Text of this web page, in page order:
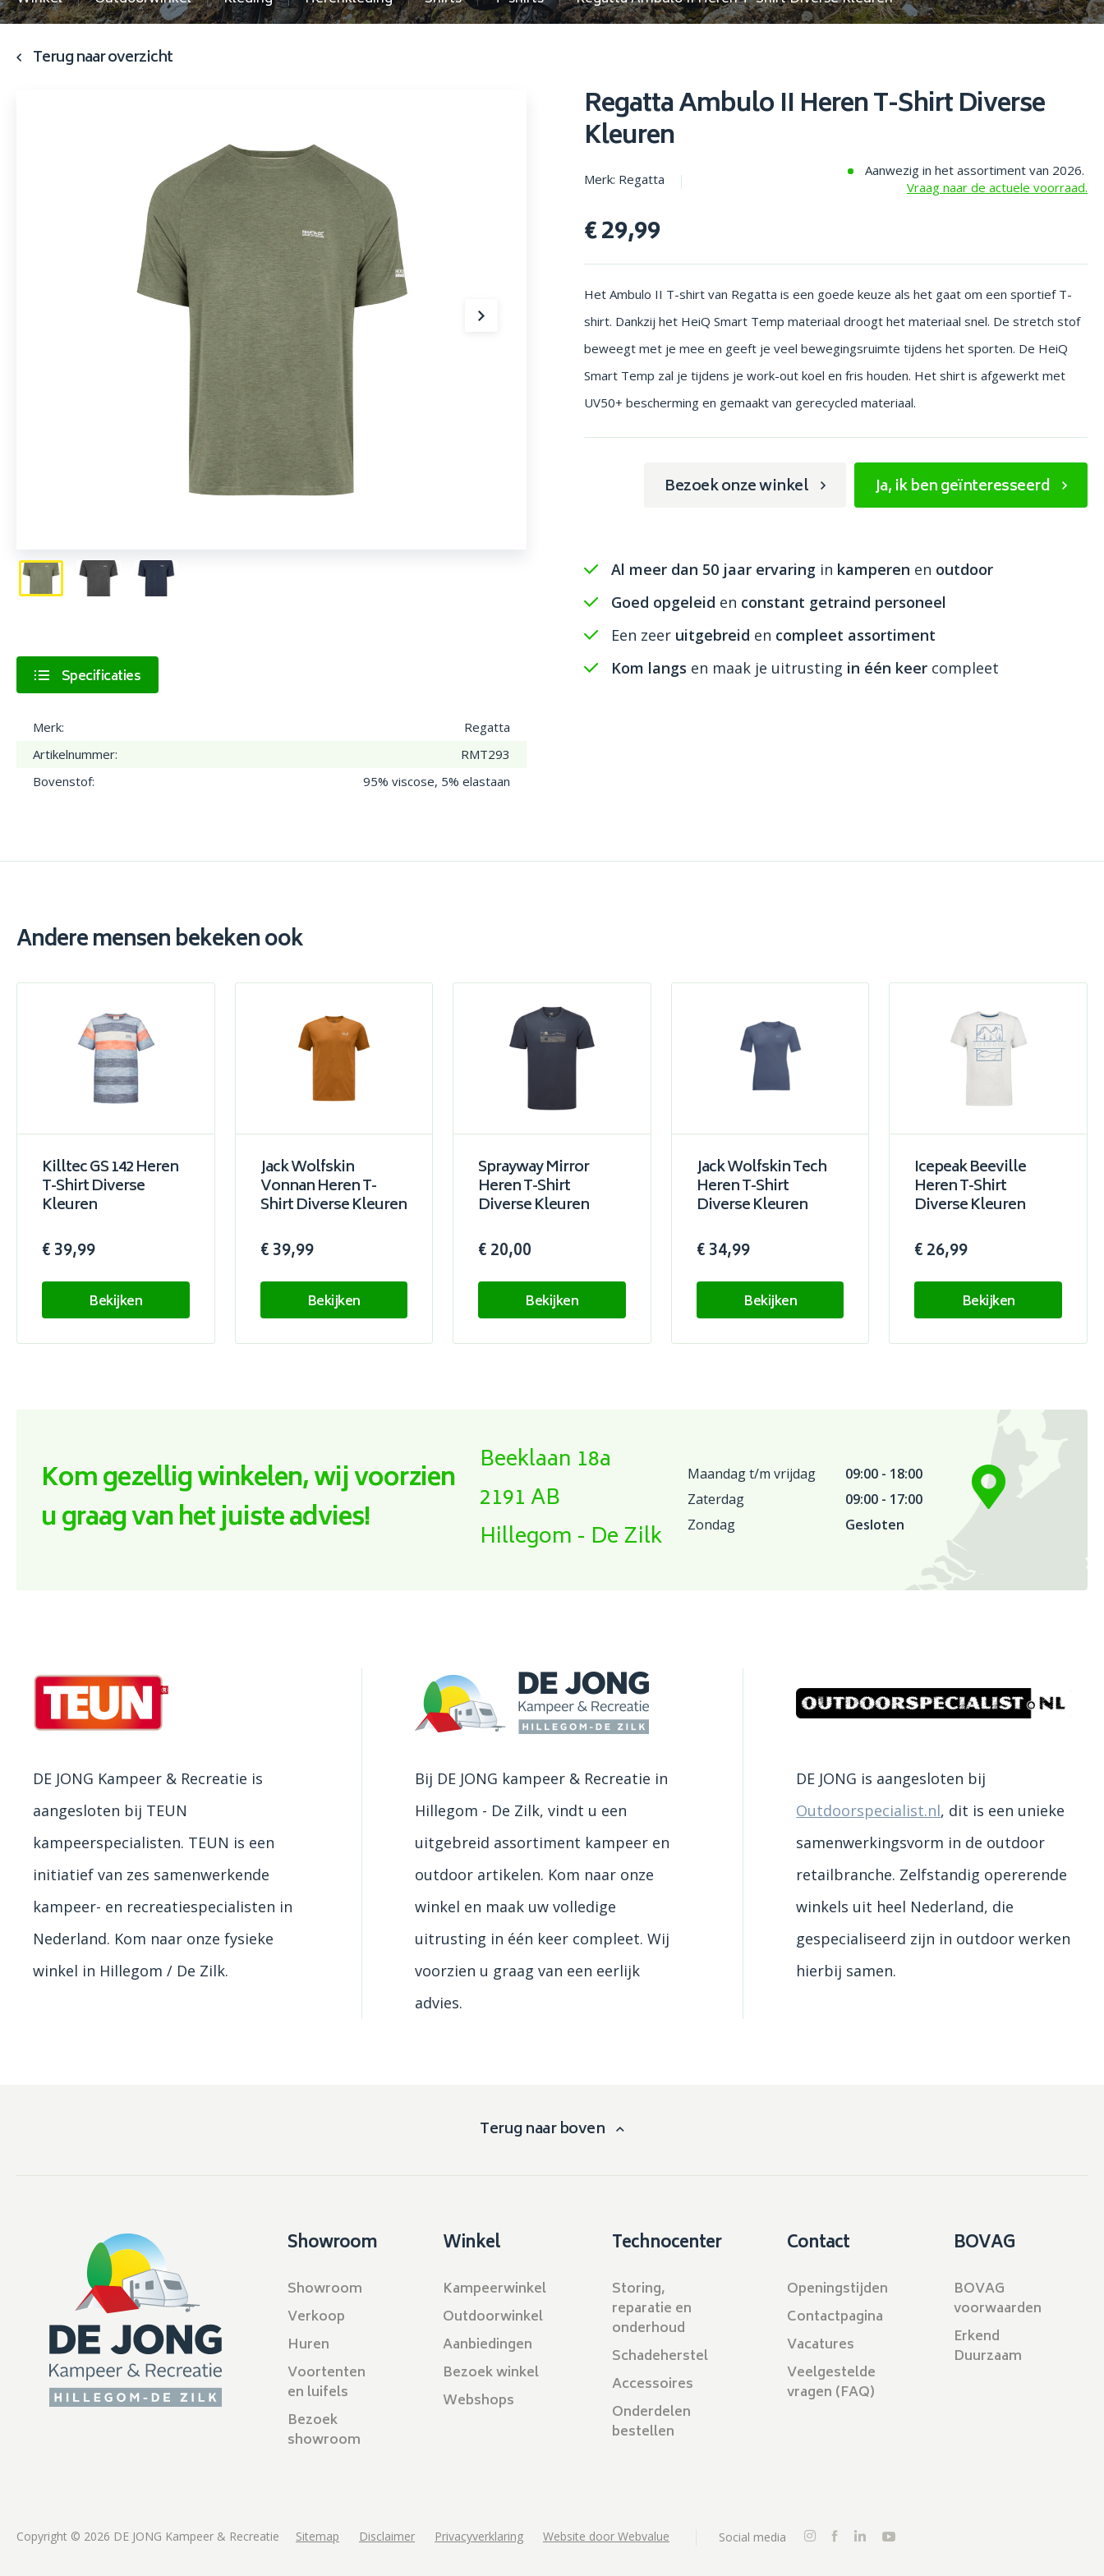
en parasols
Terug naar overzicht
Specificaties
Merk:
Regatta
Artikelnummer:
RMT293
Bovenstof:
95% viscose, 5% elastaan
Regatta Ambulo II Heren T-Shirt Diverse
Kleuren
Merk: Regatta
Aanwezig in het assortiment van 2026.
Vraag naar de actuele voorraad.
€ 29,99
Het Ambulo II T-shirt van Regatta is een goede keuze als het gaat om een sportief T-
shirt. Dankzij het HeiQ Smart Temp materiaal droogt het materiaal snel. De stretch stof
beweegt met je mee en geeft je veel bewegingsruimte tijdens het sporten. De HeiQ
Smart Temp zal je tijdens je work-out koel en fris houden. Het shirt is afgewerkt met
UV50+ bescherming en gemaakt van gerecycled materiaal.
Bezoek onze winkel Ja, ik ben geïnteresseerd
Al meer dan 50 jaar ervaring in kamperen en outdoor
Goed opgeleid en constant getraind personeel
Een zeer uitgebreid en compleet assortiment
Kom langs en maak je uitrusting in één keer compleet
Andere mensen bekeken ook
Killtec GS 142 Heren
T-Shirt Diverse
Kleuren
€ 39,99
Bekijken
Jack Wolfskin
Vonnan Heren T-
Shirt Diverse Kleuren
€ 39,99
Bekijken
Sprayway Mirror
Heren T-Shirt
Diverse Kleuren
€ 20,00
Bekijken
Jack Wolfskin Tech
Heren T-Shirt
Diverse Kleuren
€ 34,99
Bekijken
Icepeak Beeville
Heren T-Shirt
Diverse Kleuren
€ 26,99
Bekijken
Kom gezellig winkelen, wij voorzien
u graag van het juiste advies!
Beeklaan 18a
2191 AB
Hillegom - De Zilk
Maandag t/m vrijdag
09:00 - 18:00
Zaterdag
09:00 - 17:00
Zondag
Gesloten
DE JONG Kampeer & Recreatie is
aangesloten bij TEUN
kampeerspecialisten. TEUN is een
initiatief van zes samenwerkende
kampeer- en recreatiespecialisten in
Nederland. Kom naar onze fysieke
winkel in Hillegom / De Zilk.
Bij DE JONG kampeer & Recreatie in
Hillegom - De Zilk, vindt u een
uitgebreid assortiment kampeer en
outdoor artikelen. Kom naar onze
winkel en maak uw volledige
uitrusting in één keer compleet. Wij
voorzien u graag van een eerlijk
advies.
DE JONG is aangesloten bij
Outdoorspecialist.nl, dit is een unieke
samenwerkingsvorm in de outdoor
retailbranche. Zelfstandig opererende
winkels uit heel Nederland, die
gespecialiseerd zijn in outdoor werken
hierbij samen.
Terug naar boven
Showroom
Showroom
Verkoop
Huren
Voortenten
en luifels
Bezoek
showroom
Winkel
Kampeerwinkel
Outdoorwinkel
Aanbiedingen
Bezoek winkel
Webshops
Technocenter
Storing,
reparatie en
onderhoud
Schadeherstel
Accessoires
Onderdelen
bestellen
Contact
Openingstijden
Contactpagina
Vacatures
Veelgestelde
vragen (FAQ)
BOVAG
BOVAG
voorwaarden
Erkend
Duurzaam
Copyright © 2026 DE JONG Kampeer & Recreatie Sitemap Disclaimer Privacyverklaring Website door Webvalue Social media